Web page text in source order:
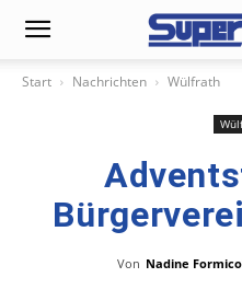
Start Nachrichten Wülfrath
Von Nadine